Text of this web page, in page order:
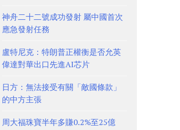
神舟二十二號成功發射 屬中國首次
應急發射任務
盧特尼克：特朗普正權衡是否允英
偉達對華出口先進AI芯片
日方：無法接受有關「敵國條款」
的中方主張
周大福珠寶半年多賺0.2%至25億